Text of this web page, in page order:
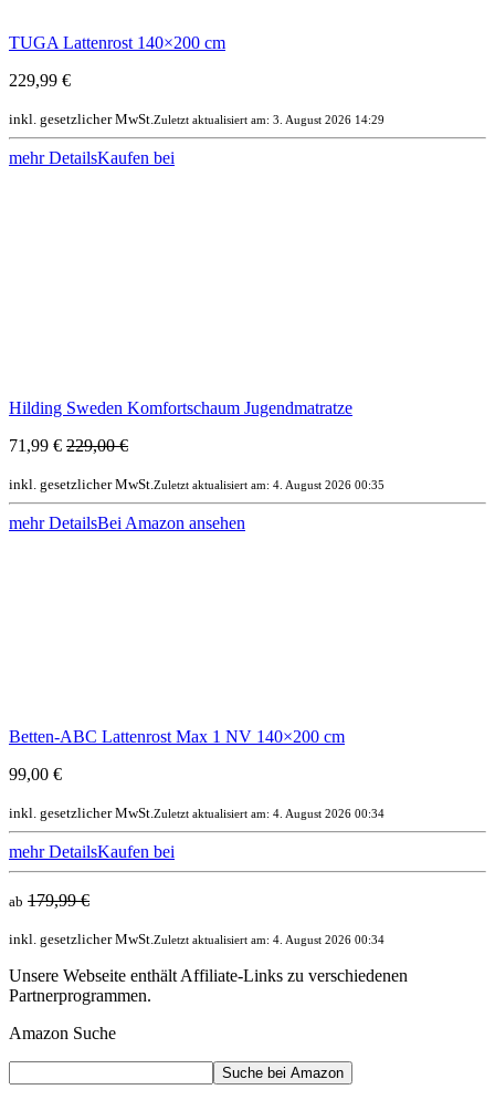
TUGA Lattenrost 140×200 cm
229,99 €
inkl. gesetzlicher MwSt. Zuletzt aktualisiert am: 3. August 2026 14:29
mehr DetailsKaufen bei
Hilding Sweden Komfortschaum Jugendmatratze
71,99 € 229,00 €
inkl. gesetzlicher MwSt. Zuletzt aktualisiert am: 4. August 2026 00:35
mehr DetailsBei Amazon ansehen
Betten-ABC Lattenrost Max 1 NV 140×200 cm
99,00 €
inkl. gesetzlicher MwSt. Zuletzt aktualisiert am: 4. August 2026 00:34
mehr DetailsKaufen bei
ab 179,99 €
inkl. gesetzlicher MwSt. Zuletzt aktualisiert am: 4. August 2026 00:34
Unsere Webseite enthält Affiliate-Links zu verschiedenen
Partnerprogrammen.
Amazon Suche